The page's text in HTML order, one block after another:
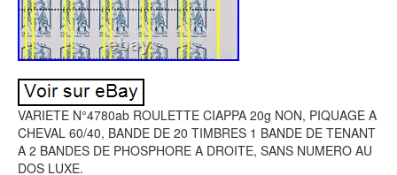
VARIETE N°4780ab ROULETTE CIAPPA 20g NON, PIQUAGE A
CHEVAL 60/40, BANDE DE 20 TIMBRES 1 BANDE DE TENANT
A 2 BANDES DE PHOSPHORE A DROITE, SANS NUMERO AU
DOS LUXE.